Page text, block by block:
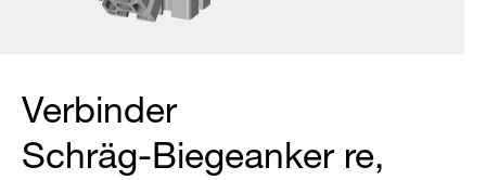
Verbinder
Schräg-Biegeanker re,